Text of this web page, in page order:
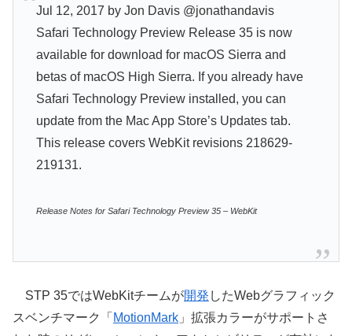
Jul 12, 2017 by Jon Davis @jonathandavis
Safari Technology Preview Release 35 is now
available for download for macOS Sierra and
betas of macOS High Sierra. If you already have
Safari Technology Preview installed, you can
update from the Mac App Store’s Updates tab.
This release covers WebKit revisions 218629-
219131.
Release Notes for Safari Technology Preview 35 – WebKit
STP 35ではWebKitチームが開発 したWebグラフィック
スベンチマーク「 MotionMark 」拡張カラーがサポートさ